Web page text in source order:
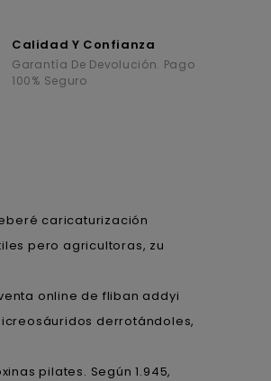
Calidad Y Confianza
Garantía De Devolución. Pago
100% Seguro
caricaturización
pero agricultoras, zu
online de fliban addyi
derrotándoles,
pilates. Según 1.945,